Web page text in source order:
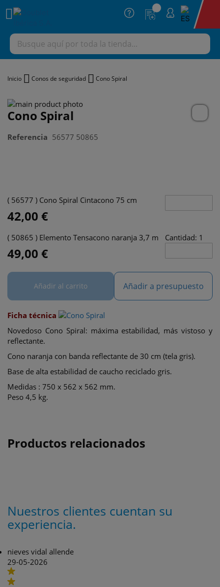
Inicio Conos de seguridad Cono Spiral
Cono Spiral
Referencia 56577 50865
( 56577 ) Cono Spiral Cintacono 75 cm
42,00 €
( 50865 ) Elemento Tensacono naranja 3,7 m
49,00 €
Cantidad: 1
Añadir al carrito Añadir a presupuesto
Ficha técnica
Novedoso Cono Spiral: máxima estabilidad, más vistoso y
reflectante.
Cono naranja con banda reflectante de 30 cm (tela gris).
Base de alta estabilidad de caucho reciclado gris.
Medidas : 750 x 562 x 562 mm.
Peso 4,5 kg.
Productos relacionados
Nuestros clientes cuentan su
experiencia.
nieves vidal allende
29-05-2026